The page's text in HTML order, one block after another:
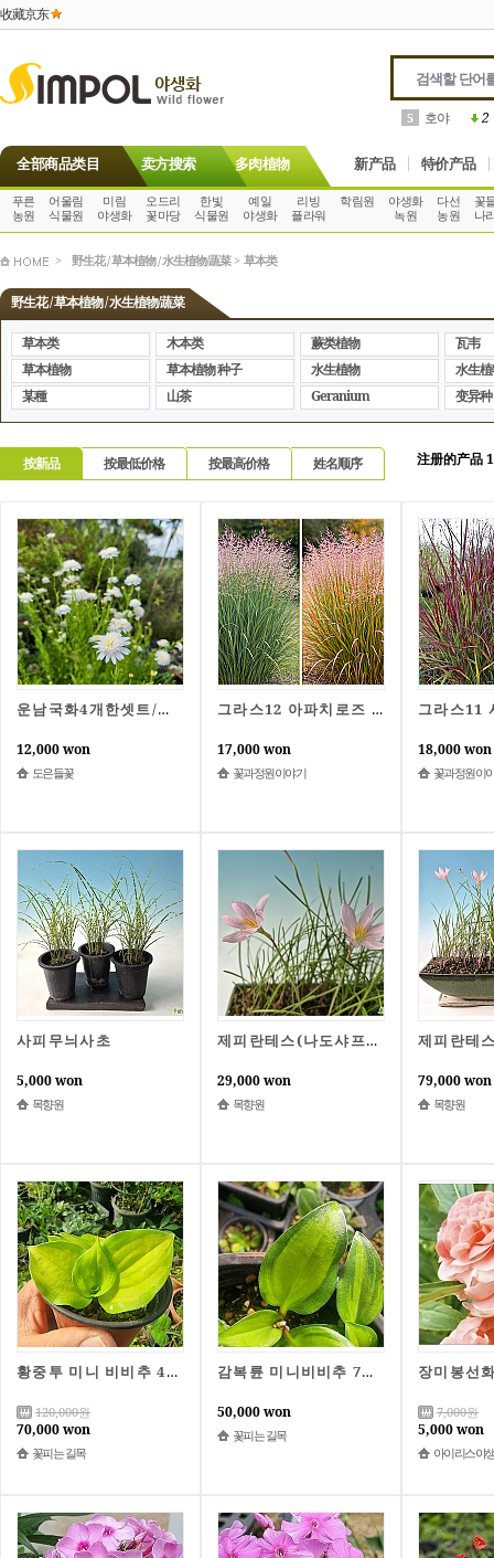
收藏京东
6 안스리움
全部商品类目 卖方搜索 多肉植物 新产品 特价产品
푸른
농원
어울림
식물원
미림
야생화
오드리
꽃마당
한빛
식물원
예일
야생화
리빙
플라워
학림원
야생화
녹원
다선
농원
꽃
나
> 野生花 / 草本植物 / 水生植物/蔬菜 > 草本类
野生花 / 草本植物 / 水生植物/蔬菜
草本类 木本类 蕨类植物
瓦韦
草本植物
草本植物 种子 水生植物
水生
某種
山茶 Geranium 变异种
按新品 按最低价格 按最高价格 姓名顺序 注册的产品
운남국화4개한셋트/운남소국/소품/가새쑥부쟁이/그라스갈대와어울리는식물/도은들꽃
12,000 won
도은들꽃
그라스12 아파치로즈 / 20cm포트 대품 / 억새 가을정원 관상용억새 인테리어그라스 다년생 조경식물 / 그라스 사초전문 팜 꽃과정원이야기
17,000 won
꽃과정원이야기
18,000 won
꽃과정원이
사피무늬사초
5,000 won
목향원
제피란테스(나도샤프란) 선셋
29,000 won
목향원
79,000 won
목향원
황중투 미니 비비추 4촉 본품배송
120,000원
70,000 won
꽃피는 길목
감복륜 미니비비추 7촉 본품배송
50,000 won
꽃피는 길목
장미봉선
7,000원
5,000 won
아이리스야